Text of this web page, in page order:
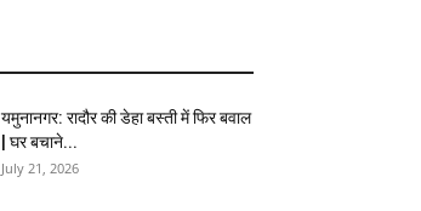
यमुनानगर: रादौर की डेहा बस्ती में फिर बवाल
| घर बचाने...
July 21, 2026